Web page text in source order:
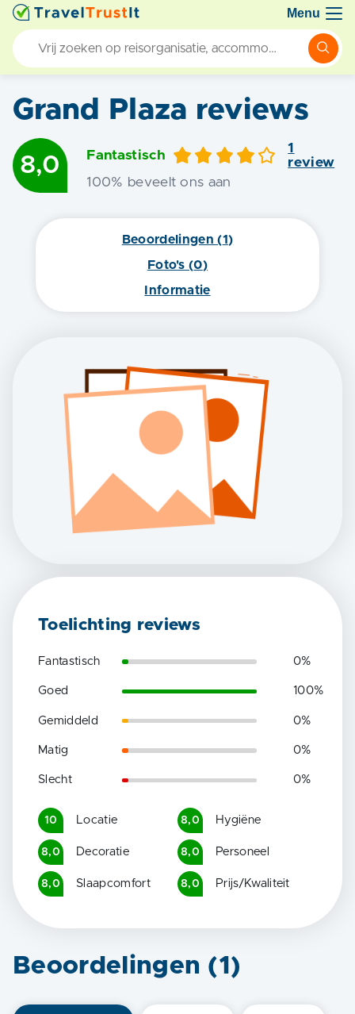
Menu
Grand Plaza reviews
8,0 Fantastisch
1
review
100% beveelt ons aan
Beoordelingen (1)
Foto's (0)
Informatie
Toelichting reviews
Fantastisch 0%
Goed 100%
Gemiddeld 0%
Matig 0%
Slecht 0%
10 Locatie 8,0 Hygiëne
8,0 Decoratie 8,0 Personeel
8,0 Slaapcomfort 8,0 Prijs/Kwaliteit
Beoordelingen (1 )